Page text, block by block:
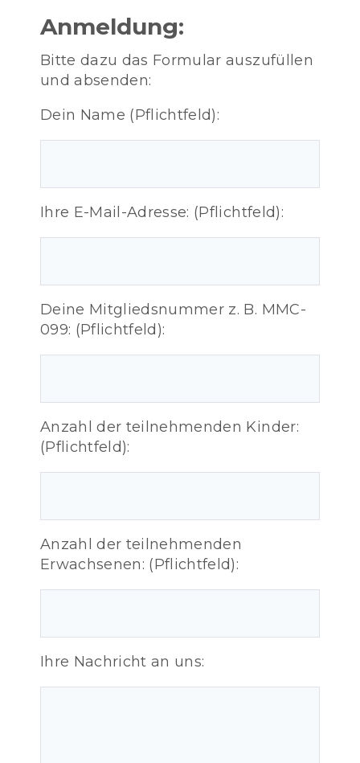
Anmeldung:
Bitte dazu das Formular auszufüllen
und absenden:
Dein Name (Pflichtfeld):
Ihre E-Mail-Adresse: (Pflichtfeld):
Deine Mitgliedsnummer z. B. MMC-
099: (Pflichtfeld):
Anzahl der teilnehmenden Kinder:
(Pflichtfeld):
Anzahl der teilnehmenden
Erwachsenen: (Pflichtfeld):
Ihre Nachricht an uns: